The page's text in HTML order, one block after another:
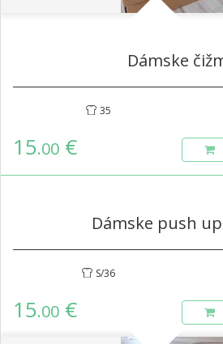
Dámske
35
15.00 €
Dámske push
S/36
15.00 €